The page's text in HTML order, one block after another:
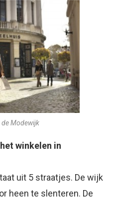
de Modewijk
winkelen in
uit 5 straatjes. De wijk
heen te slenteren. De